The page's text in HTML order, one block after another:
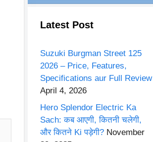
Latest Post
Suzuki Burgman Street 125
2026 – Price, Features,
Specifications aur Full Review
April 4, 2026
Hero Splendor Electric Ka
Sach: कब आएगी, कितनी चलेगी,
और कितने Ki पड़ेगी? November